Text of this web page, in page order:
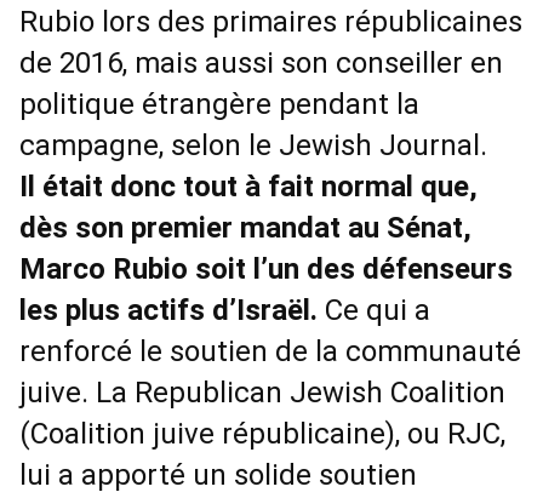
Rubio lors des primaires républicaines
de 2016, mais aussi son conseiller en
politique étrangère pendant la
campagne, selon le Jewish Journal.
Il était donc tout à fait normal que,
dès son premier mandat au Sénat,
Marco Rubio soit l’un des défenseurs
les plus actifs d’Israël. Ce qui a
renforcé le soutien de la communauté
juive. La Republican Jewish Coalition
(Coalition juive républicaine), ou RJC,
lui a apporté un solide soutien